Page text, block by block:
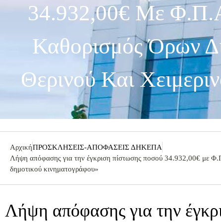
34.932,00€ Με
Καθορισμός Όρων
Θερινού Και
ΑρχικήΠΡΟΣΚΛΗΣΕΙΣ-ΑΠΟΦΑΣΕΙΣ ΔΗΚΕΠΑ
Λήψη απόφασης για την έγκριση πίστωσης ποσού 34.932,00€ με
δημοτικού κινηματογράφου»
Λήψη απόφασης για την